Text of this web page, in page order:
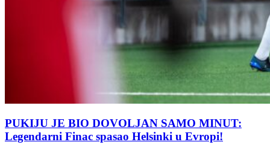
PUKIJU JE BIO DOVOLJAN SAMO MINUT:
Legendarni Finac spasao Helsinki u Evropi!